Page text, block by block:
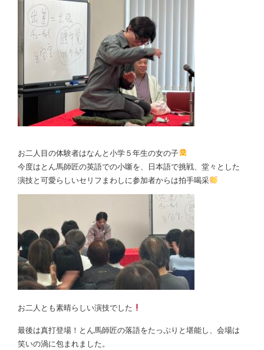
お二人目の体験者はなんと小学５年生の女の子
今度はとん馬師匠の英語での小噺を、日本語で挑戦、堂々とした
演技と可愛らしいセリフまわしに参加者からは拍手喝采
お二人とも素晴らしい演技でした
最後は真打登場！とん馬師匠の落語をたっぷりと堪能し、会場は
笑いの渦に包まれました。